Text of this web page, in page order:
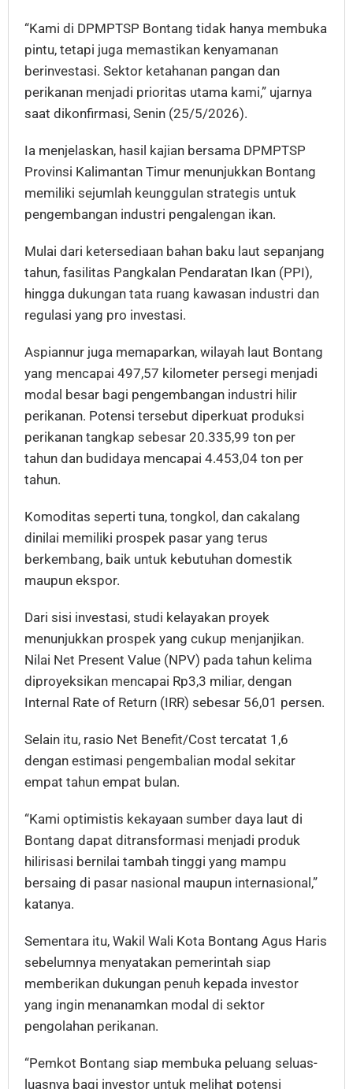
“Kami di DPMPTSP Bontang tidak hanya membuka
pintu, tetapi juga memastikan kenyamanan
berinvestasi. Sektor ketahanan pangan dan
perikanan menjadi prioritas utama kami,” ujarnya
saat dikonfirmasi, Senin (25/5/2026).
Ia menjelaskan, hasil kajian bersama DPMPTSP
Provinsi Kalimantan Timur menunjukkan Bontang
memiliki sejumlah keunggulan strategis untuk
pengembangan industri pengalengan ikan.
Mulai dari ketersediaan bahan baku laut sepanjang
tahun, fasilitas Pangkalan Pendaratan Ikan (PPI),
hingga dukungan tata ruang kawasan industri dan
regulasi yang pro investasi.
Aspiannur juga memaparkan, wilayah laut Bontang
yang mencapai 497,57 kilometer persegi menjadi
modal besar bagi pengembangan industri hilir
perikanan. Potensi tersebut diperkuat produksi
perikanan tangkap sebesar 20.335,99 ton per
tahun dan budidaya mencapai 4.453,04 ton per
tahun.
Komoditas seperti tuna, tongkol, dan cakalang
dinilai memiliki prospek pasar yang terus
berkembang, baik untuk kebutuhan domestik
maupun ekspor.
Dari sisi investasi, studi kelayakan proyek
menunjukkan prospek yang cukup menjanjikan.
Nilai Net Present Value (NPV) pada tahun kelima
diproyeksikan mencapai Rp3,3 miliar, dengan
Internal Rate of Return (IRR) sebesar 56,01 persen.
Selain itu, rasio Net Benefit/Cost tercatat 1,6
dengan estimasi pengembalian modal sekitar
empat tahun empat bulan.
“Kami optimistis kekayaan sumber daya laut di
Bontang dapat ditransformasi menjadi produk
hilirisasi bernilai tambah tinggi yang mampu
bersaing di pasar nasional maupun internasional,”
katanya.
Sementara itu, Wakil Wali Kota Bontang Agus Haris
sebelumnya menyatakan pemerintah siap
memberikan dukungan penuh kepada investor
yang ingin menanamkan modal di sektor
pengolahan perikanan.
“Pemkot Bontang siap membuka peluang seluas-
luasnya bagi investor untuk melihat potensi